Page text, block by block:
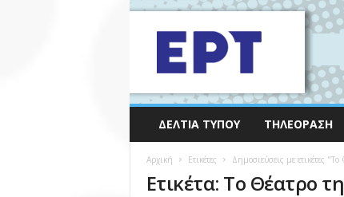
ΔΕΛΤΊΑ ΤΎΠΟΥ ΤΗΛΕΌΡΑΣΗ
Αρχική Ετικέτες Δημοσιεύσεις με ετικέτες
Ετικέτα: Το Θέατρο